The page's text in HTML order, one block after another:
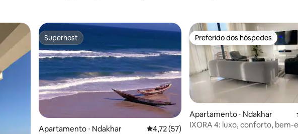
Superhost
Superhost
Apartamento ⋅ Ndakhar 4,72 de uma avaliação média de 5, 57
4,72 (57)
Preferido dos hóspedes
Preferido dos hóspedes
Apartamento ⋅ Ndakhar
IXORA 4: luxo, conforto, bem-